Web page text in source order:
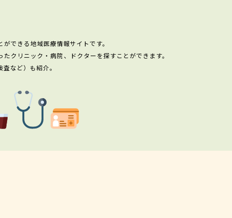
できる地域医療情報サイトです。
クリニック・病院、ドクターを探すことができます。
など）も紹介。